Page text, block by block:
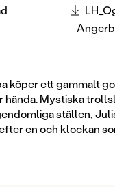
köper ett gammalt
hända. Mystiska
ställen,
en och klockan
slag.